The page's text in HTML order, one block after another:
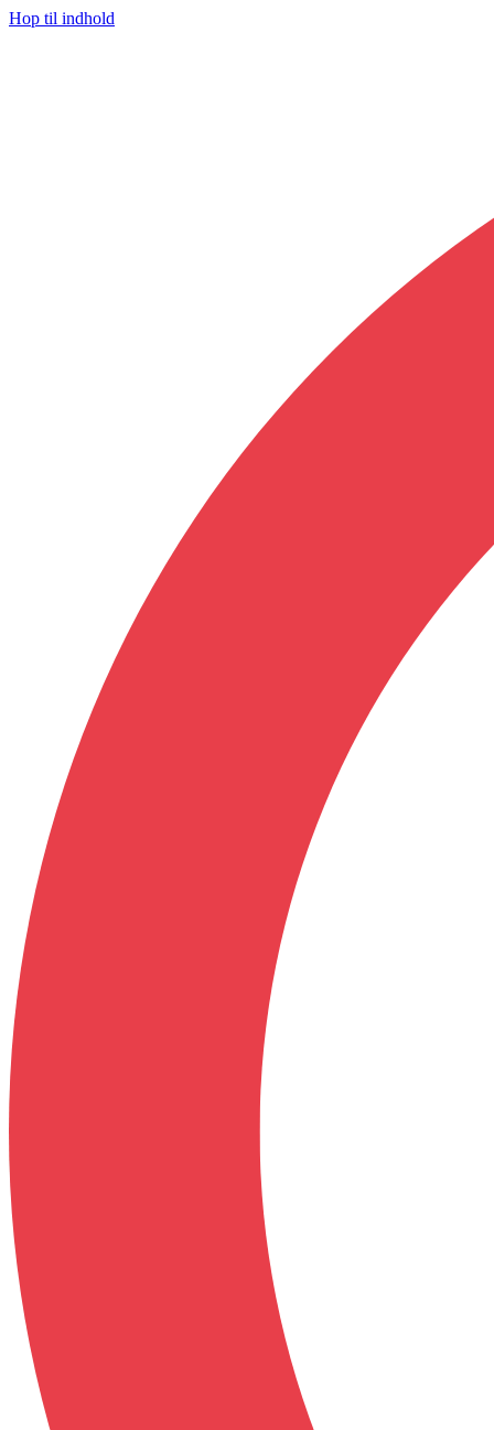
Hop til indhold